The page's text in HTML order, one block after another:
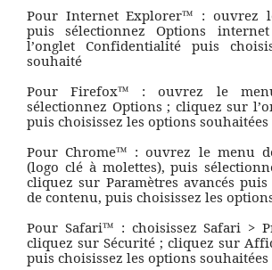
Pour Internet Explorer™ : ouvrez
puis sélectionnez Options
l’onglet Confidentialité puis
souhaité
Pour Firefox™ : ouvrez le
sélectionnez Options ; cliquez sur
puis choisissez les options souhaitées
Pour Chrome™ : ouvrez le menu
(logo clé à molettes), puis
cliquez sur Paramètres avancés
de contenu, puis choisissez les
Pour Safari™ : choisissez Safari >
cliquez sur Sécurité ; cliquez sur
puis choisissez les options souhaitées